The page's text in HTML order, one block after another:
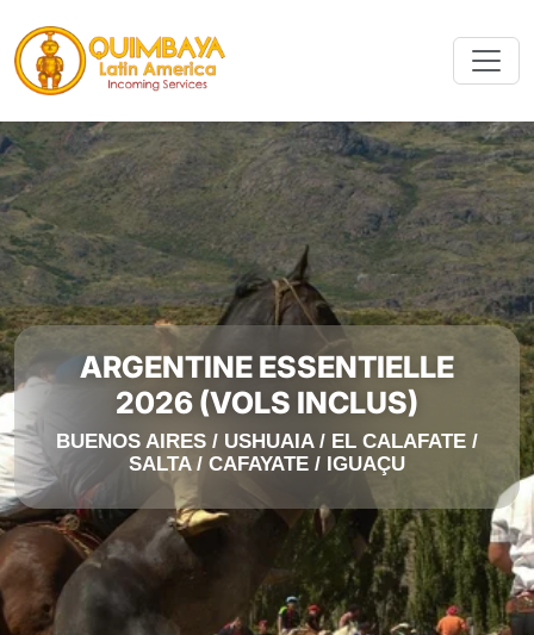
ARGENTINE ESSENTIELLE
2026 (VOLS INCLUS)
BUENOS AIRES / USHUAIA / EL CALAFATE /
SALTA / CAFAYATE / IGUAÇU